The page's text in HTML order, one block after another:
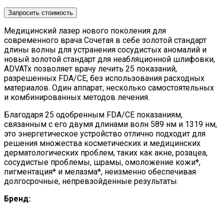
Запросить стоимость
Медицинский лазер нового поколения для
современного врача Сочетая в себе золотой стандарт
длины волны для устранения сосудистых аномалий и
новый золотой стандарт для неабляционной шлифовки,
ADVATx позволяет врачу лечить 25 показаний,
разрешенных FDA/CE, без использования расходных
материалов. Один аппарат, несколько самостоятельных
и комбинированных методов лечения.
Благодаря 25 одобренным FDA/CE показаниям,
связанным с его двумя длинами волн 589 нм и 1319 нм,
это энергетическое устройство отлично подходит для
решения множества косметических и медицинских
дерматологических проблем, таких как акне, розацеа,
сосудистые проблемы, шрамы, омоложение кожи*,
пигментация* и мелазма*, неизменно обеспечивая
долгосрочные, непревзойденные результаты.
Бренд: